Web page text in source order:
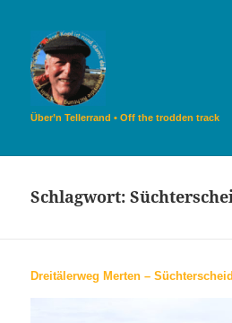
Über’n Tellerrand • Off the trodden track
Schlagwort:
Dreitälerweg Merten –